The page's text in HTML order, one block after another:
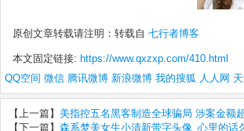
原创文章转载请注明：转载自 七行者博客
本文固定链接: https://www.qxzxp.com/410.html
QQ空间 微信 腾讯微博 新浪微博 我的搜狐 人人网
【上一篇】 美指控五名黑客制造全球骗局 涉案金额
【下一篇】 森系梦美女生小清新带字头像_心里的话